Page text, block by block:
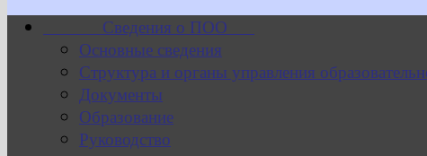
Сведения о ПОО
Основные сведения
Структура и органы управления
Документы
Образование
Руководство